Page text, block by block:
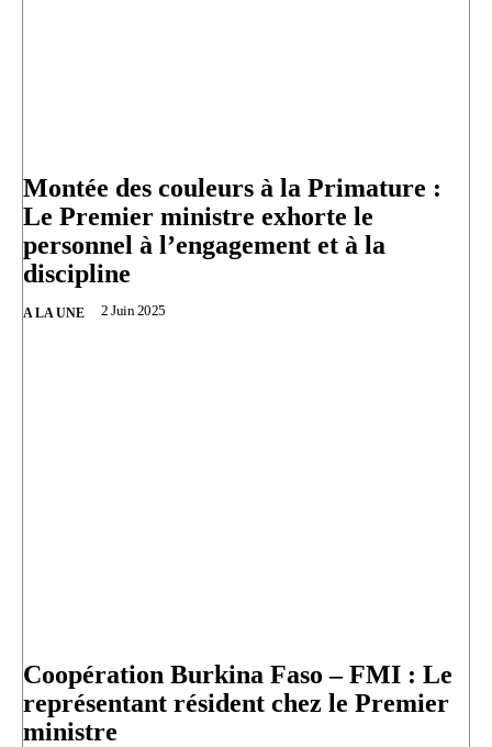
Montée des couleurs à la Primature :
Le Premier ministre exhorte le
personnel à l’engagement et à la
discipline
A LA UNE 2 Juin 2025
Coopération Burkina Faso – FMI : Le
représentant résident chez le Premier
ministre